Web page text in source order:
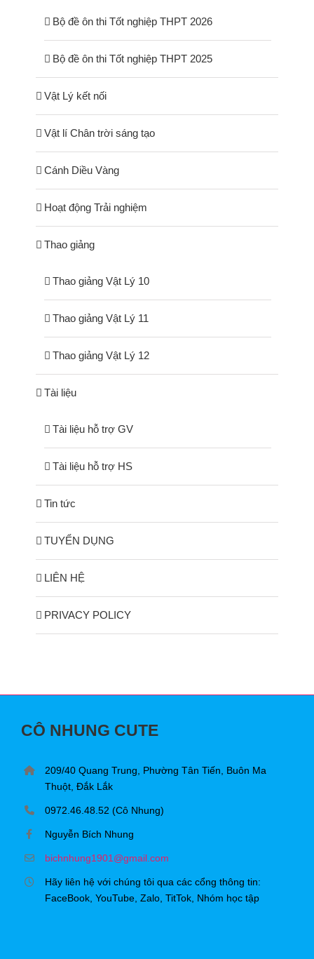
Bộ đề ôn thi Tốt nghiệp THPT 2026
Bộ đề ôn thi Tốt nghiệp THPT 2025
Vật Lý kết nối
Vật lí Chân trời sáng tạo
Cánh Diều Vàng
Hoạt động Trải nghiệm
Thao giảng
Thao giảng Vật Lý 10
Thao giảng Vật Lý 11
Thao giảng Vật Lý 12
Tài liệu
Tài liệu hỗ trợ GV
Tài liệu hỗ trợ HS
Tin tức
TUYỂN DỤNG
LIÊN HỆ
PRIVACY POLICY
CÔ NHUNG CUTE
209/40 Quang Trung, Phường Tân Tiến, Buôn Ma
Thuột, Đắk Lắk
0972.46.48.52 (Cô Nhung)
Nguyễn Bích Nhung
bichnhung1901@gmail.com
Hãy liên hệ với chúng tôi qua các cổng thông tin:
FaceBook, YouTube, Zalo, TitTok, Nhóm học tập